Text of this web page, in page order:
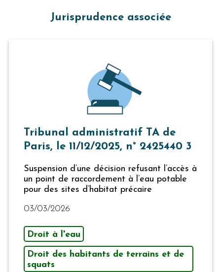
Jurisprudence associée
Tribunal administratif TA de
Paris, le 11/12/2025, n° 2425440 3
Suspension d’une décision refusant l’accès à
un point de raccordement à l’eau potable
pour des sites d’habitat précaire
03/03/2026
Droit à l'eau
Droit des habitants de terrains et de
squats